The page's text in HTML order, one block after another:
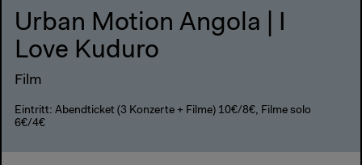
Urban Motion Angola | I
Love Kuduro
Film
Eintritt: Abendticket (3 Konzerte + Filme) 10€/8€, Filme solo
6€/4€